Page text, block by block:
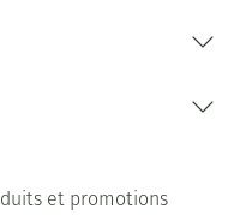
et promotions